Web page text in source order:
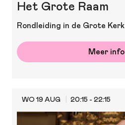
Het Grote Raam
Rondleiding in de Grote Kerk
Meer info
WO 19 AUG 20:15 - 22:15